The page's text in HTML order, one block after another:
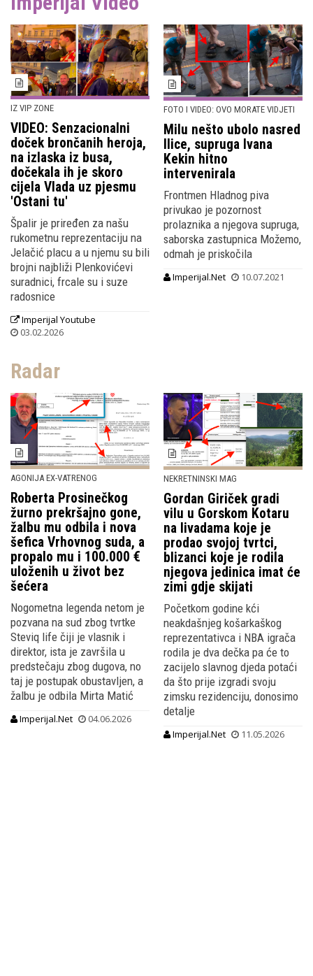
IZ VIP ZONE
VIDEO: Senzacionalni
doček brončanih heroja,
na izlaska iz busa,
dočekala ih je skoro
cijela Vlada uz pjesmu
'Ostani tu'
Špalir je priređen za našu
rukometnu reprezentaciju na
Jelačić placu a u njemu su bili
brojni najbliži Plenkovićevi
suradnici, frcale su i suze
radosnice
Imperijal Youtube
03.02.2026
FOTO I VIDEO: OVO MORATE VIDJETI
Milu nešto ubolo nasred
Ilice, supruga Ivana
Kekin hitno
intervenirala
Frontmen Hladnog piva
privukao je pozornost
prolaznika a njegova supruga,
saborska zastupnica Možemo,
odmah je priskočila
Imperijal.Net 10.07.2021
Radar
AGONIJA EX-VATRENOG
Roberta Prosinečkog
žurno prekršajno gone,
žalbu mu odbila i nova
šefica Vrhovnog suda, a
propalo mu i 100.000 €
uloženih u život bez
šećera
Nogometna legenda netom je
pozvana na sud zbog tvrtke
Steviq life čiji je vlasnik i
direktor, ista je završila u
predstečaju zbog dugova, no
taj je postupak obustavljen, a
žalbu je odbila Mirta Matić
Imperijal.Net 04.06.2026
NEKRETNINSKI MAG
Gordan Giriček gradi
vilu u Gorskom Kotaru
na livadama koje je
prodao svojoj tvrtci,
blizanci koje je rodila
njegova jedinica imat će
zimi gdje skijati
Početkom godine kći
neakdašnjeg košarkaškog
reprezentativca i NBA igrača
rodila je dva dečka pa će to
zacijelo slavnog djeda potaći
da što prije izgradi svoju
zimsku rezidenciju, donosimo
detalje
Imperijal.Net 11.05.2026